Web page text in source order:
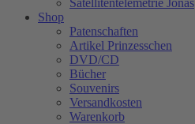
Satellitentelemetrie Jonas
Shop
Patenschaften
Artikel Prinzesschen
DVD/CD
Bücher
Souvenirs
Versandkosten
Warenkorb